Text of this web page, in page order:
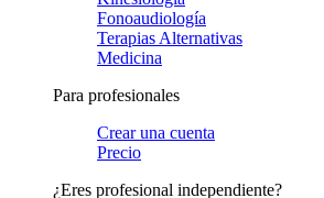
Fonoaudiología
Terapias Alternativas
Medicina
Para profesionales
Crear una cuenta
Precio
¿Eres profesional independiente?